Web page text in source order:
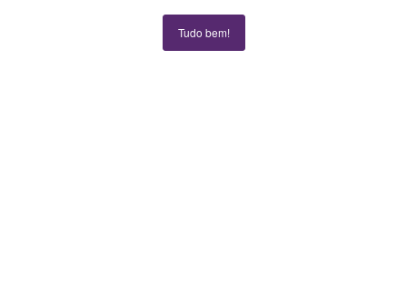
Tudo bem!
Política de cookies Declaração de privacidade